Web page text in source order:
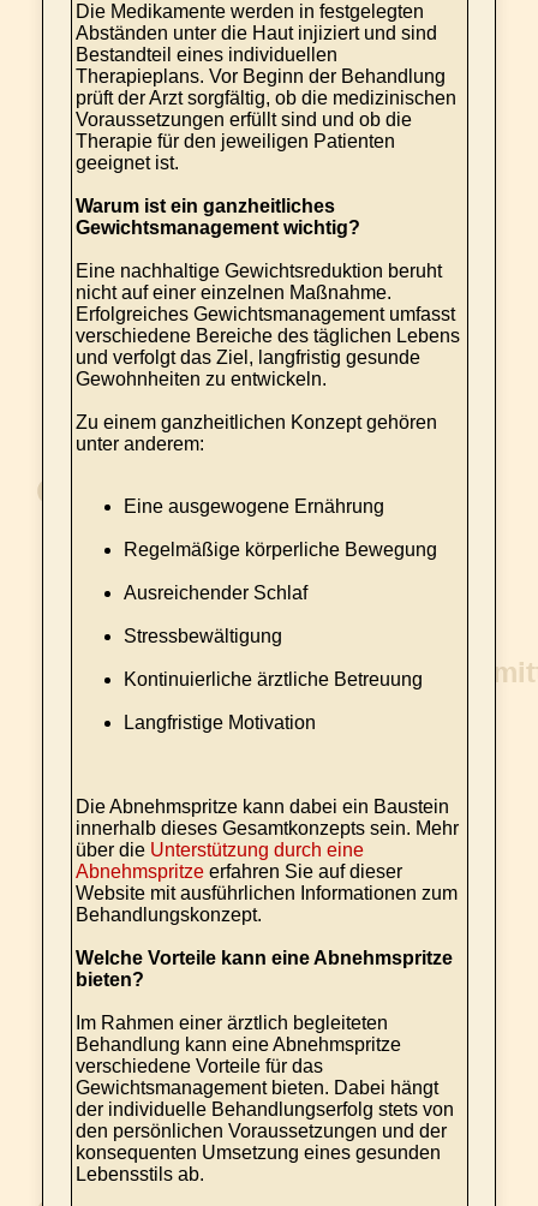
Die Medikamente werden in festgelegten
Abständen unter die Haut injiziert und sind
Bestandteil eines individuellen
Therapieplans. Vor Beginn der Behandlung
prüft der Arzt sorgfältig, ob die medizinischen
Voraussetzungen erfüllt sind und ob die
Therapie für den jeweiligen Patienten
geeignet ist.
Warum ist ein ganzheitliches
Gewichtsmanagement wichtig?
Eine nachhaltige Gewichtsreduktion beruht
nicht auf einer einzelnen Maßnahme.
Erfolgreiches Gewichtsmanagement umfasst
verschiedene Bereiche des täglichen Lebens
und verfolgt das Ziel, langfristig gesunde
Gewohnheiten zu entwickeln.
Zu einem ganzheitlichen Konzept gehören
unter anderem:
Eine ausgewogene Ernährung
Regelmäßige körperliche Bewegung
Ausreichender Schlaf
Stressbewältigung
Kontinuierliche ärztliche Betreuung
Langfristige Motivation
Die Abnehmspritze kann dabei ein Baustein
innerhalb dieses Gesamtkonzepts sein. Mehr
über die Unterstützung durch eine
Abnehmspritzeerfahren Sie auf dieser
Website mit ausführlichen Informationen zum
Behandlungskonzept.
Welche Vorteile kann eine Abnehmspritze
bieten?
Im Rahmen einer ärztlich begleiteten
Behandlung kann eine Abnehmspritze
verschiedene Vorteile für das
Gewichtsmanagement bieten. Dabei hängt
der individuelle Behandlungserfolg stets von
den persönlichen Voraussetzungen und der
konsequenten Umsetzung eines gesunden
Lebensstils ab.